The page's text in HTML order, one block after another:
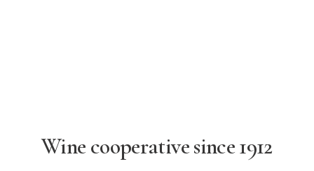
Wine cooperative since 1912